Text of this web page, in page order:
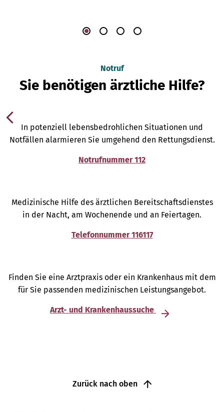
Notruf
Sie benötigen ärztliche Hilfe?
In potenziell lebensbedrohlichen Situationen und
Notfällen alarmieren Sie umgehend den Rettungsdienst.
Notrufnummer 112
Medizinische Hilfe des ärztlichen Bereitschaftsdienstes
in der Nacht, am Wochenende und an Feiertagen.
Telefonnummer 116117
Finden Sie eine Arztpraxis oder ein Krankenhaus mit dem
für Sie passenden medizinischen Leistungsangebot.
Arzt- und Krankenhaussuche
Zurück nach oben